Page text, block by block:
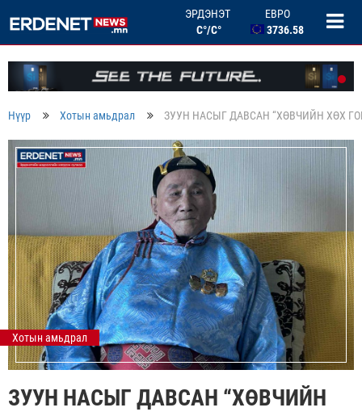
ЭРДЭНЭТ
C°/C°
БНХАУ ЮАНЬ
506.33
ОХУ РУБЛЬ
46.46
БНСУ ВОН
Нүүр
Хотын амьдрал ЗУУН НАСЫГ ДАВСАН “ХӨВЧИЙН ХӨХ
Хотын амьдрал
ЗУУН НАСЫГ ДАВСАН “ХӨВЧИЙН